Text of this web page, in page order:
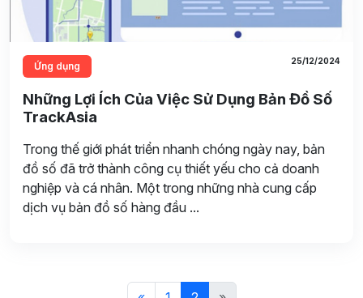
Ứng dụng 25/12/2024
Những Lợi Ích Của Việc Sử Dụng Bản Đồ Số
TrackAsia
Trong thế giới phát triển nhanh chóng ngày nay, bản
đồ số đã trở thành công cụ thiết yếu cho cả doanh
nghiệp và cá nhân. Một trong những nhà cung cấp
dịch vụ bản đồ số hàng đầu ...